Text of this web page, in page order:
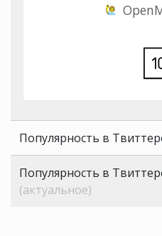
Популярность в
Популярность в
(актуальное)